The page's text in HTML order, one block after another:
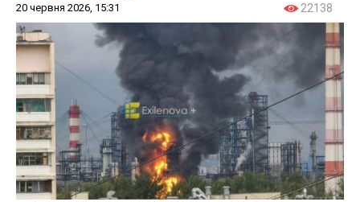
20 червня 2026, 15:31 22138